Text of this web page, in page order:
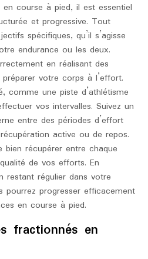
course à pied, il est essentiel
et progressive. Tout
spécifiques, qu’il s’agisse
endurance ou les deux.
en réalisant des
votre corps à l’effort.
comme une piste d’athlétisme
vos intervalles. Suivez un
entre des périodes d’effort
active ou de repos.
récupérer entre chaque
de vos efforts. En
restant régulier dans votre
pourrez progresser efficacement
en course à pied.
fractionnés en